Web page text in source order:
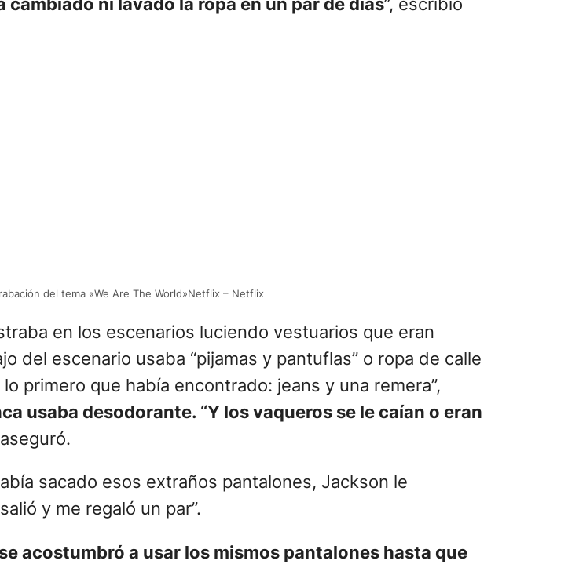
del tema «We Are The World»Netflix – Netflix
en los escenarios luciendo vestuarios que eran
del escenario usaba “pijamas y pantuflas” o ropa de calle
primero que había encontrado: jeans y una remera”,
usaba desodorante. “Y los vaqueros se le caían o eran
sacado esos extraños pantalones, Jackson le
y me regaló un par”.
acostumbró a usar los mismos pantalones hasta que